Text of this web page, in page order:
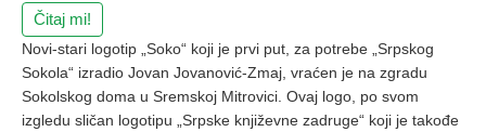
Čitaj mi!
Novi-stari logotip „Soko“ koji je prvi put, za potrebe „Srpskog
Sokola“ izradio Jovan Jovanović-Zmaj, vraćen je na zgradu
Sokolskog doma u Sremskoj Mitrovici. Ovaj logo, po svom
izgledu sličan logotipu „Srpske književne zadruge“ koji je takođe